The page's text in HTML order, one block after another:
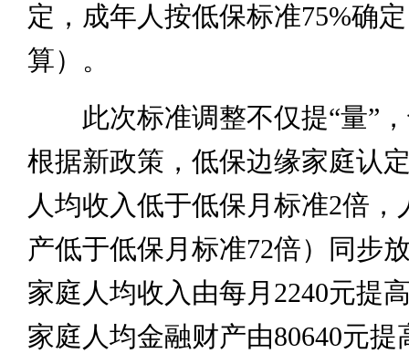
定，成年人按低保标准75%确
算）。
此次标准调整不仅提“量”，
根据新政策，低保边缘家庭认
人均收入低于低保月标准2倍，
产低于低保月标准72倍）同步
家庭人均收入由每月2240元提
家庭人均金融财产由80640元提